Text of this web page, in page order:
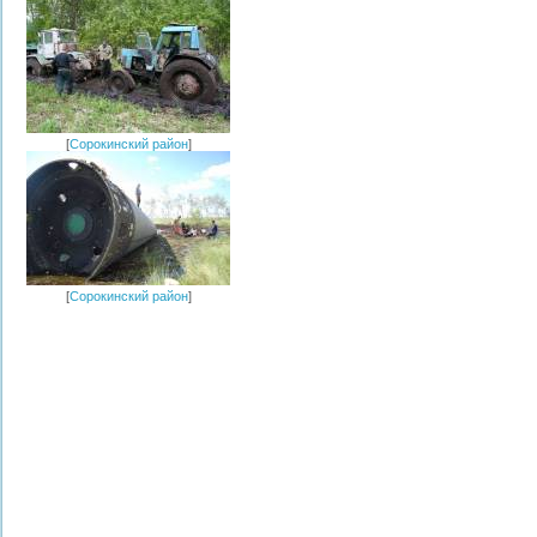
[Сорокинский район]
[Сорокинский район]